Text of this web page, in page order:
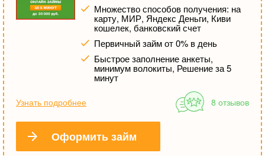
Множество способов получения: на
карту, МИР, Яндекс Деньги, Киви
кошелек, банковский счет
Первичный займ от 0% в день
Быстрое заполнение анкеты,
минимум волокиты, Решение за 5
минут
Узнать подробнее 8 отзывов
Оформить займ